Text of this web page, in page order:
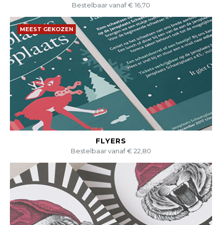
Bestelbaar vanaf € 16,70
MEEST GEKOZEN
BEKIJK DIT PRODUCT
FLYERS
Bestelbaar vanaf € 22,80